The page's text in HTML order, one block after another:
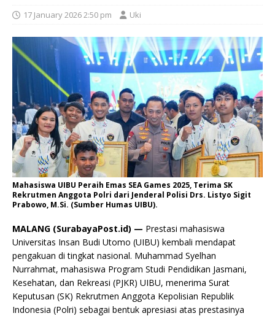
17 January 2026 2:50 pm Uki
Mahasiswa UIBU Peraih Emas SEA Games 2025, Terima SK
Rekrutmen Anggota Polri dari Jenderal Polisi Drs. Listyo Sigit
Prabowo, M.Si. (Sumber Humas UIBU).
MALANG (SurabayaPost.id) — Prestasi mahasiswa
Universitas Insan Budi Utomo (UIBU) kembali mendapat
pengakuan di tingkat nasional. Muhammad Syelhan
Nurrahmat, mahasiswa Program Studi Pendidikan Jasmani,
Kesehatan, dan Rekreasi (PJKR) UIBU, menerima Surat
Keputusan (SK) Rekrutmen Anggota Kepolisian Republik
Indonesia (Polri) sebagai bentuk apresiasi atas prestasinya